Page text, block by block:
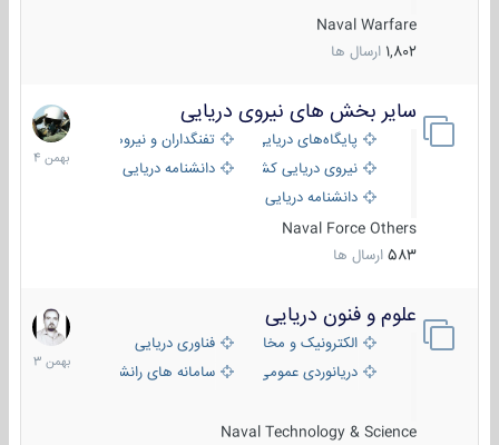
Naval Warfare
1,802 ارسال ها
سایر بخش های نیروی دریایی
پایگاه‌های دریایی
تفنگداران و نیروهای ویژه‌ی دریایی
نیروی دریایی کشورهای مختلفدانشنامه دریایی
دانشنامه دریایی کپی
Naval Force Others
583 ارسال ها
22
بهمن
1404
علوم و فنون دریایی
الکترونیک و مخابرات دریاییفناوری دریایی
دریانوردی عمومی
سامانه های رانشی دریایی
Naval Technology & Science
6
بهمن
1403